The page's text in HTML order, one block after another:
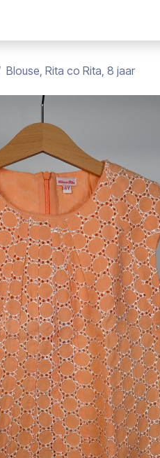
Blouse, Rita co Rita, 8 jaar